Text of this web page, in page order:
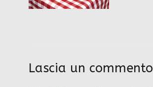
Lascia un commento